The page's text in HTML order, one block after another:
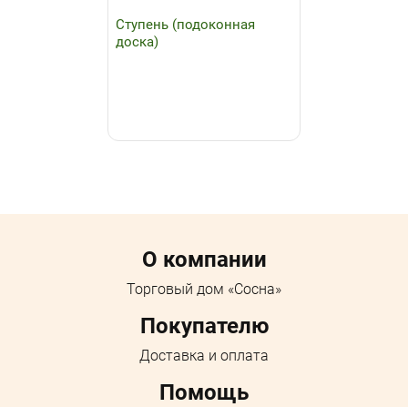
Ступень (подоконная
доска)
Menu footerО компании
Торговый дом «Сосна»
Покупателю
Доставка и оплата
Помощь